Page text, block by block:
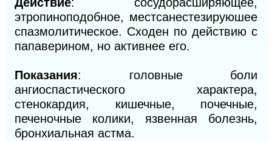
Действие: сосудорасширяющее,
этропиноподобное, местсанестезируюшее
спазмолитическое. Сходен по действию с
папаверином, но активнее его.
Показания: головные боли
ангиоспастического характера,
стенокардия, кишечные, почечные,
печеночные колики, язвенная болезнь,
бронхиальная астма.